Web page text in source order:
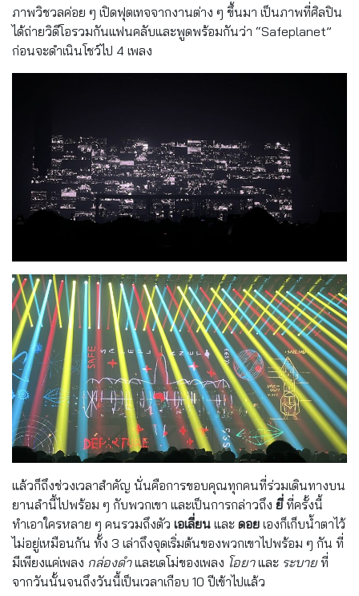
ภาพวิชวลค่อย ๆ เปิดฟุตเทจจากงานต่าง ๆ ขึ้นมา เป็นภาพที่ศิลปิน
ได้ถ่ายวิดีโอรวมกันแฟนคลับและพูดพร้อมกันว่า “Safeplanet”
ก่อนจะดำเนินโชว์ไป 4 เพลง
แล้วก็ถึงช่วงเวลาสำคัญ นั่นคือการขอบคุณทุกคนที่ร่วมเดินทางบน
ยานลำนี้ไปพร้อม ๆ กับพวกเขา และเป็นการกล่าวถึง ยี่ที่ครั้งนี้
ทำเอาใครหลาย ๆ คนรวมถึงตัว เอเลี่ยน และ ดอย เองก็เก็บน้ำตาไว้
ไม่อยู่เหมือนกัน ทั้ง 3 เล่าถึงจุดเริ่มต้นของพวกเขาไปพร้อม ๆ กัน ที่
มีเพียงแค่เพลง กล่องดำและเดโม่ของเพลง โอยาและ ระบายที่
จากวันนั้นจนถึงวันนี้เป็นเวลาเกือบ 10 ปีเข้าไปแล้ว